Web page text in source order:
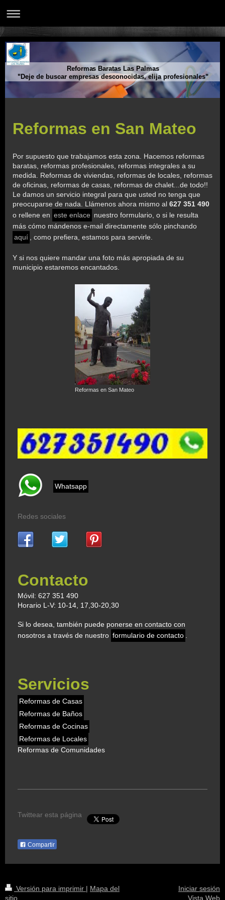
Reformas Baratas Las Palmas
"Deje de buscar empresas desconocidas, elija profesionales"
Reformas en San Mateo
Por supuesto que trabajamos esta zona. Hacemos reformas
baratas, reformas profesionales, reformas integrales a su
medida. Reformas de viviendas, reformas de locales, reformas
de oficinas, reformas de casas, reformas de chalet...de todo!!
Le damos un servicio integral para que usted no tenga que
preocuparse de nada. Llámenos ahora mismo al 627 351 490
o rellene en este enlace nuestro formulario, o si le resulta
más cómo mándenos e-mail directamente sólo pinchando
aquí
, como prefiera, estamos para servirle.
Y si nos quiere mandar una foto más apropiada de su
municipio estaremos encantados.
Reformas en San Mateo
Whatsapp
Redes sociales
Contacto
Móvil: 627 351 490
Horario L-V: 10-14, 17,30-20,30
Si lo desea, también puede ponerse en contacto con
nosotros a través de nuestro formulario de contacto .
Servicios
Reformas de Casas
Reformas de Baños
Reformas de Cocinas
Reformas de Locales
Reformas de Comunidades
Twittear esta página
Compartir
Versión para imprimir | Mapa del
sitio
Iniciar sesión
Vista Web